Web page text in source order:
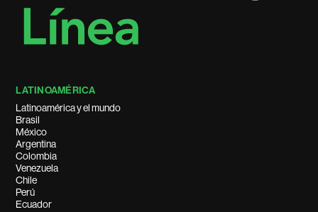
LATINOAMÉRICA
Latinoamérica y el mundo
Brasil
México
Argentina
Colombia
Venezuela
Chile
Perú
Ecuador